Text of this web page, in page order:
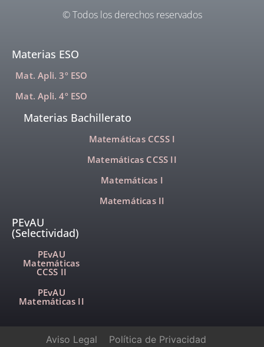
© Todos los derechos reservados
Materias ESO
Mat. Apli. 3º ESO
Mat. Apli. 4º ESO
Materias Bachillerato
Matemáticas CCSS I
Matemáticas CCSS II
Matemáticas I
Matemáticas II
PEvAU
(Selectividad)
PEvAU
Matemáticas
CCSS II
PEvAU
Matemáticas II
Aviso Legal Política de Privacidad